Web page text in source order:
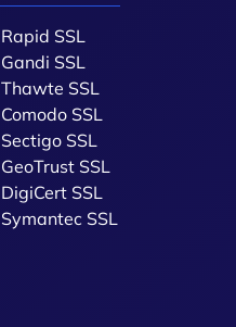
Rapid SSL
Gandi SSL
Thawte SSL
Comodo SSL
Sectigo SSL
GeoTrust SSL
DigiCert SSL
Symantec SSL